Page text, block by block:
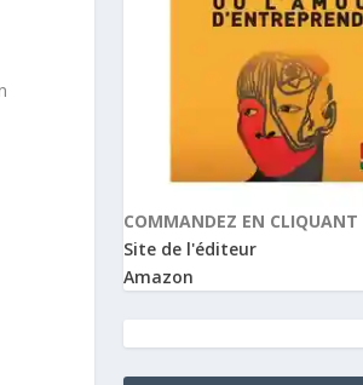
COMMANDEZ EN CLIQUANT
Site de l'éditeur
Amazon